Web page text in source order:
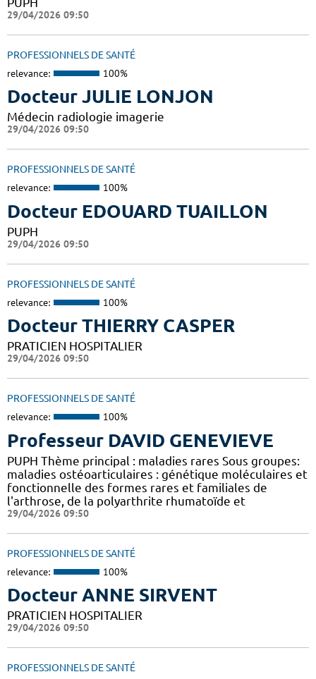
29/04/2026 09:50
PROFESSIONNELS DE SANTÉ
relevance: 100%
Docteur JULIE LONJON
Médecin radiologie imagerie
29/04/2026 09:50
PROFESSIONNELS DE SANTÉ
relevance: 100%
Docteur EDOUARD TUAILLON
PUPH
29/04/2026 09:50
PROFESSIONNELS DE SANTÉ
relevance: 100%
Docteur THIERRY CASPER
PRATICIEN HOSPITALIER
29/04/2026 09:50
PROFESSIONNELS DE SANTÉ
relevance: 100%
Professeur DAVID GENEVIEVE
PUPH Thème principal : maladies rares Sous groupes:
maladies ostéoarticulaires : génétique moléculaires et
fonctionnelle des formes rares et familiales de
l'arthrose, de la polyarthrite rhumatoïde et
29/04/2026 09:50
PROFESSIONNELS DE SANTÉ
relevance: 100%
Docteur ANNE SIRVENT
PRATICIEN HOSPITALIER
29/04/2026 09:50
PROFESSIONNELS DE SANTÉ